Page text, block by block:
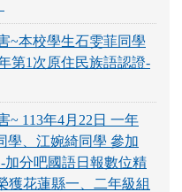
~本校學生石雯菲同學
第1次原住民族語認證-
~ 113年4月22日 一年
學、江婉綺同學 參加
加分吧國語日報數位精
獲花蓮縣一、二年級組